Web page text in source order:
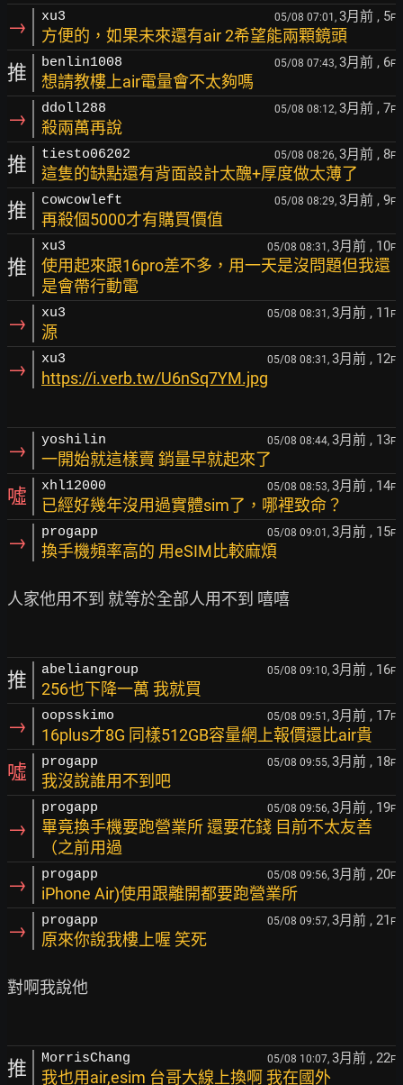
→ xu3 05/08 07:01, 3月前 , 5F
方便的，如果未來還有air 2希望能兩顆鏡頭
推 benlin1008 05/08 07:43, 3月前 , 6F
想請教樓上air電量會不太夠嗎
→ ddoll288 05/08 08:12, 3月前 , 7F
殺兩萬再說
推 tiesto06202 05/08 08:26, 3月前 , 8F
這隻的缺點還有背面設計太醜+厚度做太薄了
推 cowcowleft 05/08 08:29, 3月前 , 9F
再殺個5000才有購買價值
推
xu3 05/08 08:31, 3月前 , 10F
使用起來跟16pro差不多，用一天是沒問題但我還
是會帶行動電
→ xu3 05/08 08:31, 3月前 , 11 F
源
→ xu3 05/08 08:31, 3月前 , 12F
https://i.verb.tw/U6nSq7YM.jpg
→ yoshilin 05/08 08:44, 3月前 , 13F
一開始就這樣賣 銷量早就起來了
噓 xhl12000 05/08 08:53, 3月前 , 14F
已經好幾年沒用過實體sim了，哪裡致命？
→ progapp 05/08 09:01, 3月前 , 15F
換手機頻率高的 用eSIM比較麻煩
人家他用不到 就等於全部人用不到 嘻嘻
推 abeliangroup 05/08 09:10, 3月前 , 16F
256也下降一萬 我就買
→ oopsskimo 05/08 09:51, 3月前 , 17F
16plus才8G 同樣512GB容量網上報價還比air貴
噓 progapp 05/08 09:55, 3月前 , 18F
我沒說誰用不到吧
→
progapp 05/08 09:56, 3月前 , 19F
畢竟換手機要跑營業所 還要花錢 目前不太友善
（之前用過
→ progapp 05/08 09:56, 3月前 , 20F
iPhone Air)使用跟離開都要跑營業所
→ progapp 05/08 09:57, 3月前 , 21 F
原來你說我樓上喔 笑死
對啊我說他
推 MorrisChang 05/08 10:07, 3月前 , 22F
我也用air,esim 台哥大線上換啊 我在國外